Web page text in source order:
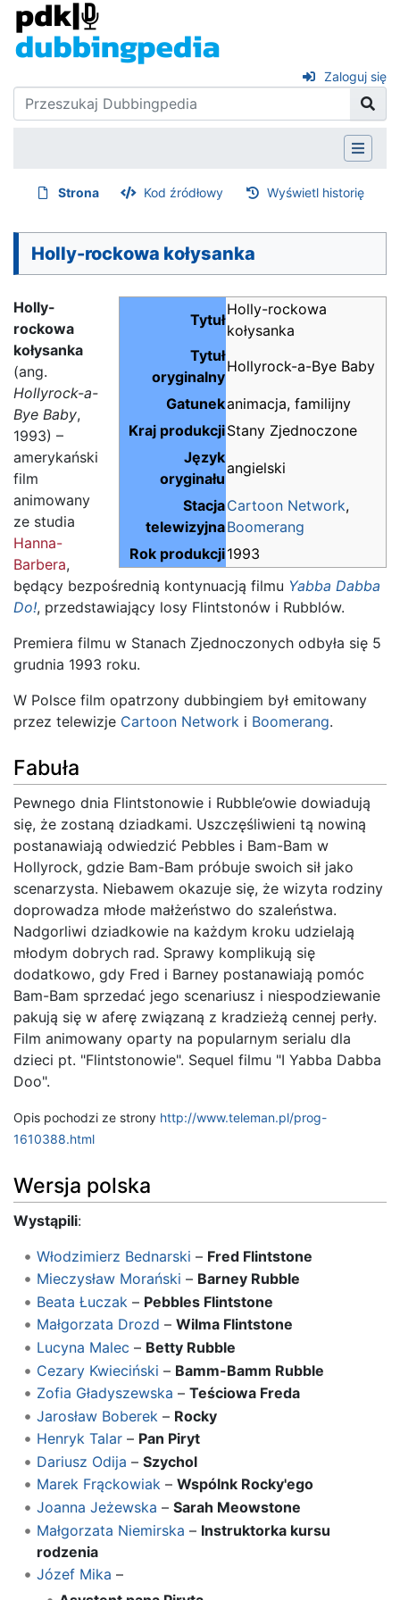
Zaloguj się
Strona Kod źródłowy Wyświetl historię
Holly-rockowa kołysanka
Tytuł
Holly-rockowa
kołysanka
Tytuł
oryginalny
Hollyrock-a-Bye Baby
Gatunekanimacja, familijny
Kraj produkcjiStany Zjednoczone
Język
oryginału
angielski
Stacja
telewizyjna
Cartoon Network,
Boomerang
Rok produkcji1993
Holly-
rockowa
kołysanka
(ang.
Hollyrock-a-
Bye Baby,
1993) –
amerykański
film
animowany
ze studia
Hanna-
Barbera,
będący bezpośrednią kontynuacją filmu Yabba Dabba
Do!, przedstawiający losy Flintstonów i Rubblów.
Premiera filmu w Stanach Zjednoczonych odbyła się 5
grudnia 1993 roku.
W Polsce film opatrzony dubbingiem był emitowany
przez telewizje Cartoon Network i Boomerang.
Fabuła
Pewnego dnia Flintstonowie i Rubble’owie dowiadują
się, że zostaną dziadkami. Uszczęśliwieni tą nowiną
postanawiają odwiedzić Pebbles i Bam-Bam w
Hollyrock, gdzie Bam-Bam próbuje swoich sił jako
scenarzysta. Niebawem okazuje się, że wizyta rodziny
doprowadza młode małżeństwo do szaleństwa.
Nadgorliwi dziadkowie na każdym kroku udzielają
młodym dobrych rad. Sprawy komplikują się
dodatkowo, gdy Fred i Barney postanawiają pomóc
Bam-Bam sprzedać jego scenariusz i niespodziewanie
pakują się w aferę związaną z kradzieżą cennej perły.
Film animowany oparty na popularnym serialu dla
dzieci pt. "Flintstonowie". Sequel filmu "I Yabba Dabba
Doo".
Opis pochodzi ze strony http://www.teleman.pl/prog-
1610388.html
Wersja polska
Wystąpili:
Włodzimierz Bednarski – Fred Flintstone
Mieczysław Morański – Barney Rubble
Beata Łuczak – Pebbles Flintstone
Małgorzata Drozd – Wilma Flintstone
Lucyna Malec – Betty Rubble
Cezary Kwieciński – Bamm-Bamm Rubble
Zofia Gładyszewska – Teściowa Freda
Jarosław Boberek – Rocky
Henryk Talar– Pan Piryt
Dariusz Odija – Szychol
Marek Frąckowiak– Wspólnk Rocky'ego
Joanna Jeżewska – Sarah Meowstone
Małgorzata Niemirska – Instruktorka kursu
rodzenia
Józef Mika –